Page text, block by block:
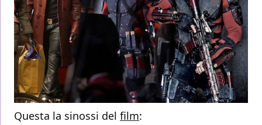
Questa la sinossi del film: